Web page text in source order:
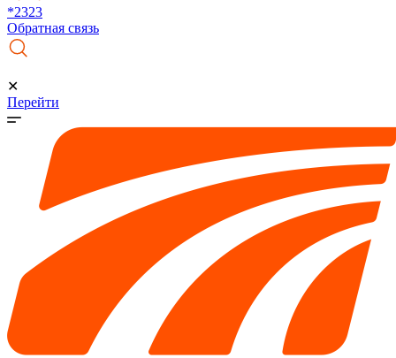
*2323
Обратная связь
✕
Перейти